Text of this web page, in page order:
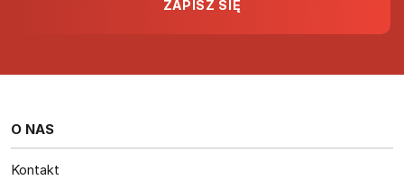
O NAS
Kontakt